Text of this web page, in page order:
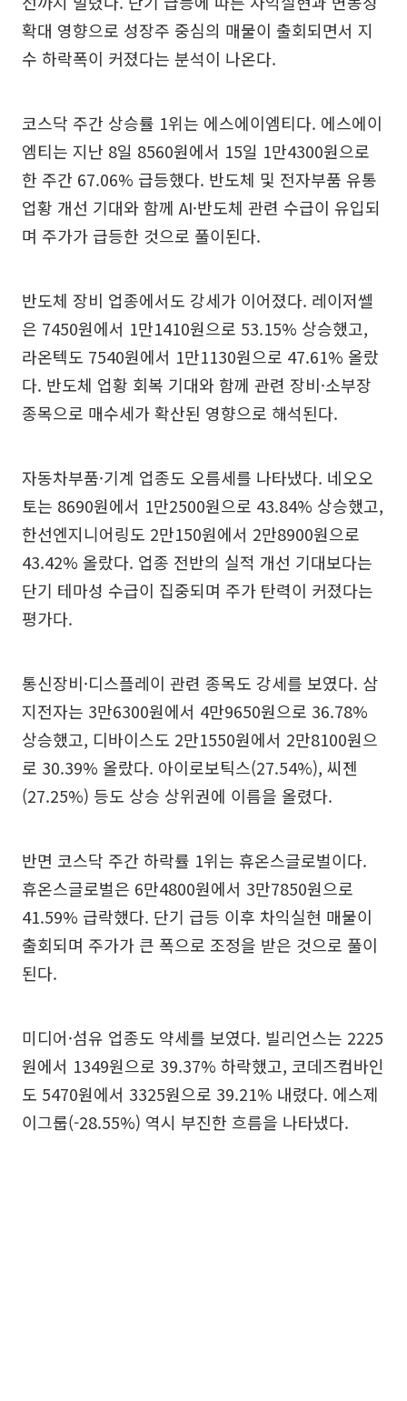
확대 영향으로 성장주 중심의 매물이 출회되면서 지
수 하락폭이 커졌다는 분석이 나온다.
코스닥 주간 상승률 1위는 에스에이엠티다. 에스에이
엠티는 지난 8일 8560원에서 15일 1만4300원으로
한 주간 67.06% 급등했다. 반도체 및 전자부품 유통
업황 개선 기대와 함께 AI·반도체 관련 수급이 유입되
며 주가가 급등한 것으로 풀이된다.
반도체 장비 업종에서도 강세가 이어졌다. 레이저쎌
은 7450원에서 1만1410원으로 53.15% 상승했고,
라온텍도 7540원에서 1만1130원으로 47.61% 올랐
다. 반도체 업황 회복 기대와 함께 관련 장비·소부장
종목으로 매수세가 확산된 영향으로 해석된다.
자동차부품·기계 업종도 오름세를 나타냈다. 네오오
토는 8690원에서 1만2500원으로 43.84% 상승했고,
한선엔지니어링도 2만150원에서 2만8900원으로
43.42% 올랐다. 업종 전반의 실적 개선 기대보다는
단기 테마성 수급이 집중되며 주가 탄력이 커졌다는
평가다.
통신장비·디스플레이 관련 종목도 강세를 보였다. 삼
지전자는 3만6300원에서 4만9650원으로 36.78%
상승했고, 디바이스도 2만1550원에서 2만8100원으
로 30.39% 올랐다. 아이로보틱스(27.54%), 씨젠
(27.25%) 등도 상승 상위권에 이름을 올렸다.
반면 코스닥 주간 하락률 1위는 휴온스글로벌이다.
휴온스글로벌은 6만4800원에서 3만7850원으로
41.59% 급락했다. 단기 급등 이후 차익실현 매물이
출회되며 주가가 큰 폭으로 조정을 받은 것으로 풀이
된다.
미디어·섬유 업종도 약세를 보였다. 빌리언스는 2225
원에서 1349원으로 39.37% 하락했고, 코데즈컴바인
도 5470원에서 3325원으로 39.21% 내렸다. 에스제
이그룹(-28.55%) 역시 부진한 흐름을 나타냈다.